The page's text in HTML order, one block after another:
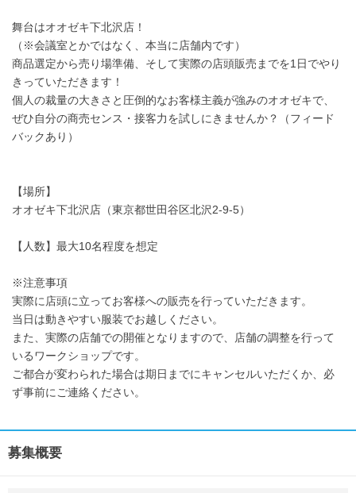
舞台はオオゼキ下北沢店！
（※会議室とかではなく、本当に店舗内です）
商品選定から売り場準備、そして実際の店頭販売までを1日でやり
きっていただきます！
個人の裁量の大きさと圧倒的なお客様主義が強みのオオゼキで、
ぜひ自分の商売センス・接客力を試しにきませんか？（フィード
バックあり）
【場所】
オオゼキ下北沢店（東京都世田谷区北沢2-9-5）
【人数】最大10名程度を想定
※注意事項
実際に店頭に立ってお客様への販売を行っていただきます。
当日は動きやすい服装でお越しください。
また、実際の店舗での開催となりますので、店舗の調整を行って
いるワークショップです。
ご都合が変わられた場合は期日までにキャンセルいただくか、必
ず事前にご連絡ください。
募集概要